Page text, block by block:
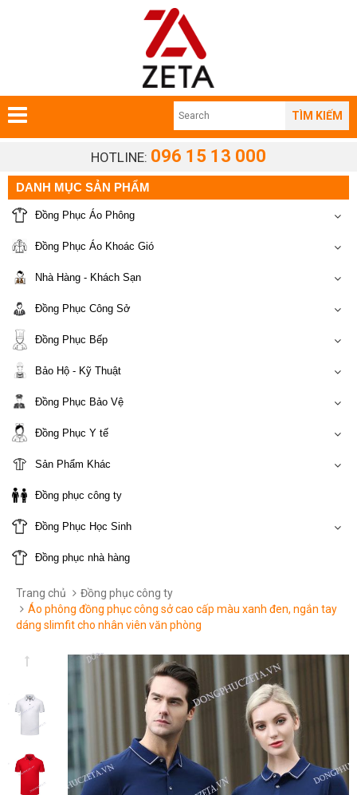
TÌM KIẾM
HOTLINE: 096 15 13 000
DANH MỤC SẢN PHẨM
Đồng Phục Áo Phông
Đồng Phục Áo Khoác Gió
Nhà Hàng - Khách Sạn
Đồng Phục Công Sở
Đồng Phục Bếp
Bảo Hộ - Kỹ Thuật
Đồng Phục Bảo Vệ
Đồng Phục Y tế
Sản Phẩm Khác
Đồng phục công ty
Đồng Phục Học Sinh
Đồng phục nhà hàng
Trang chủ
Đồng phục công ty
Áo phông đồng phục công sở cao cấp màu xanh đen, ngắn tay
dáng slimfit cho nhân viên văn phòng